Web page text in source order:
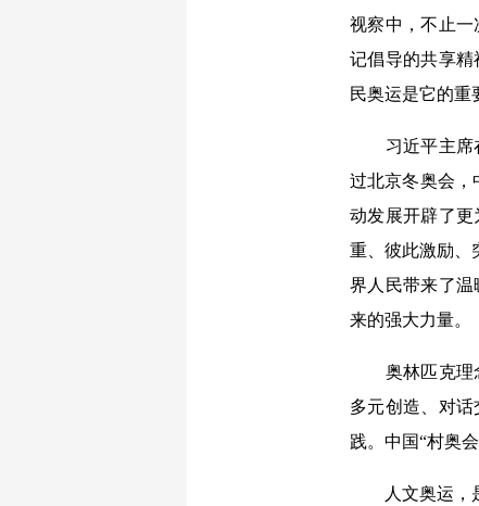
视察中，不止
记倡导的共享
民奥运是它的重
习近平主席在
过北京冬奥会，
动发展开辟了
重、彼此激励、
界人民带来了
来的强大力量。
奥林匹克理念
多元创造、对
践。中国“村奥
人文奥运，是